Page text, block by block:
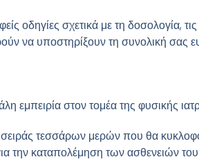
σχετικά με τη δοσολογία, τις
να υποστηρίξουν τη συνολική σας
εμπειρία στον τομέα της φυσικής
τεσσάρων μερών που θα
την καταπολέμηση των ασθενειών